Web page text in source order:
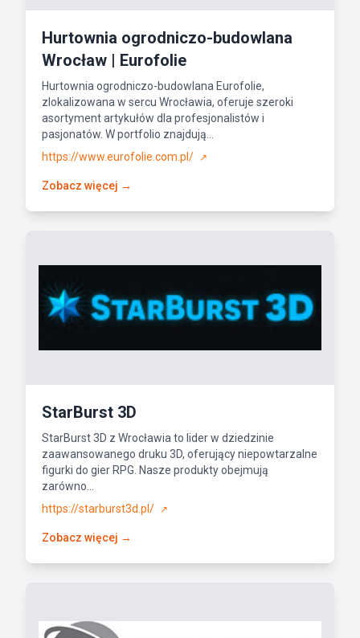
Hurtownia ogrodniczo-budowlana
Wrocław | Eurofolie
Hurtownia ogrodniczo-budowlana Eurofolie,
zlokalizowana w sercu Wrocławia, oferuje szeroki
asortyment artykułów dla profesjonalistów i
pasjonatów. W portfolio znajdują...
https://www.eurofolie.com.pl/
↗
Zobacz więcej →
StarBurst 3D
StarBurst 3D z Wrocławia to lider w dziedzinie
zaawansowanego druku 3D, oferujący niepowtarzalne
figurki do gier RPG. Nasze produkty obejmują
zarówno...
https://starburst3d.pl/
↗
Zobacz więcej →